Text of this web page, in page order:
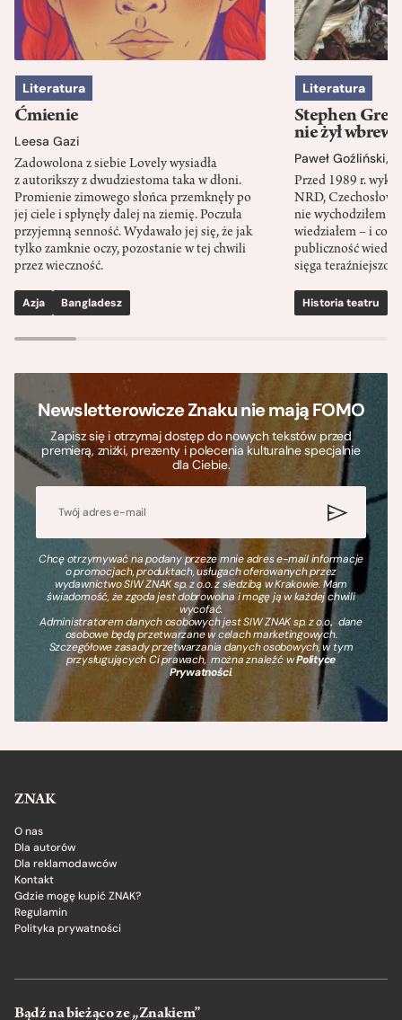
Literatura
Ćmienie
Leesa Gazi
Zadowolona z siebie Lovely wysiadła
z autorikszy z dwudziestoma taka w dłoni.
Promienie zimowego słońca przemknęły po
jej ciele i spłynęły dalej na ziemię. Poczuła
przyjemną senność. Wydawało jej się, że jak
tylko zamknie oczy, pozostanie w tej chwili
przez wieczność.
Azja Bangladesz
Literatura
Stephen
nie żył wbrew
Paweł Goźliński,
Przed 1989 r.
NRD,
nie wychodziłem
wiedziałem – i co
publiczność
sięga
Historia teatru
Newsletterowicze Znaku nie mają FOMO
Zapisz się i otrzymaj dostęp do nowych tekstów przed
premierą, zniżki, prezenty i polecenia kulturalne specjalnie
dla Ciebie.
Chcę otrzymywać na podany przeze mnie adres e-mail informacje
o promocjach, produktach, usługach oferowanych przez
wydawnictwo SIW ZNAK sp. z o.o. z siedzibą w Krakowie. Mam
świadomość, że zgoda jest dobrowolna i mogę ją w każdej chwili
wycofać.
Administratorem danych osobowych jest SIW ZNAK sp. z o.o., dane
osobowe będą przetwarzane w celach marketingowych.
Szczegółowe zasady przetwarzania danych osobowych, w tym
przysługujących Ci prawach, można znaleźć wPolityce
Prywatności.
ZNAK
O nas
Dla autorów
Dla reklamodawców
Kontakt
Gdzie mogę kupić ZNAK?
Regulamin
Polityka prywatności
Bądź na bieżąco ze „Znakiem”